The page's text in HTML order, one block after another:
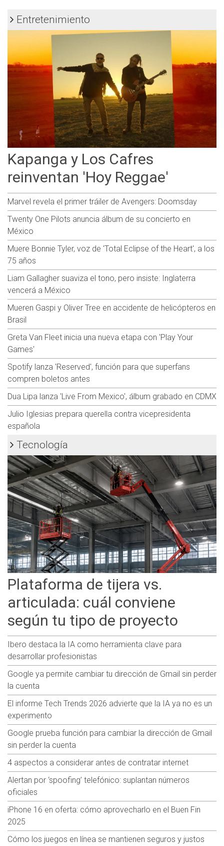
Entretenimiento
Kapanga y Los Cafres
reinventan 'Hoy Reggae'
Marvel revela el primer tráiler de Avengers: Doomsday
Twenty One Pilots anuncia álbum de su concierto en
México
Muere Bonnie Tyler, voz de 'Total Eclipse of the Heart', a los
75 años
Liam Gallagher suaviza el tono, pero insiste: Inglaterra
vencerá a México
Mueren Gaspi y Oliver Tree en accidente de helicópteros en
Brasil
Greta Van Fleet inicia una nueva etapa con 'Play Your
Games'
Spotify lanza 'Reserved', función para que superfans
compren boletos antes
Dua Lipa lanza 'Live From Mexico', álbum grabado en CDMX
Julio Iglesias prepara querella contra vicepresidenta
española
Tecnología
Plataforma de tijera vs.
articulada: cuál conviene
según tu tipo de proyecto
Ibero destaca la IA como herramienta clave para
desarrollar profesionistas
Google ya permite cambiar tu dirección de Gmail sin perder
la cuenta
El informe Tech Trends 2026 advierte que la IA ya no es un
experimento
Google prueba función para cambiar la dirección de Gmail
sin perder la cuenta
4 aspectos a considerar antes de contratar internet
Alertan por ‘spoofing’ telefónico: suplantan números
oficiales
iPhone 16 en oferta: cómo aprovecharlo en el Buen Fin
2025
Cómo los juegos en línea se mantienen seguros y justos